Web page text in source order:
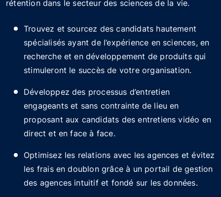
rétention dans le secteur des sciences de la vie.
Trouvez et sourcez des candidats hautement
spécialisés ayant de l’expérience en sciences, en
recherche et en développement de produits qui
stimuleront le succès de votre organisation.
Développez des processus d’entretien
engageants et sans contrainte de lieu en
proposant aux candidats des entretiens vidéo en
direct et en face à face.
Optimisez les relations avec les agences et évitez
les frais en doublon grâce à un portail de gestion
des agences intuitif et fondé sur les données.